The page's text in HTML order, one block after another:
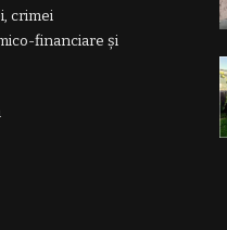
crimei
financiare și